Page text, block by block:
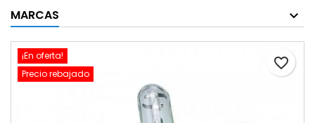
MARCAS
¡En oferta!
Precio rebajado
favorite_border